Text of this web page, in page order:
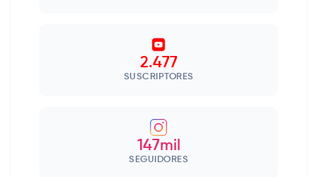
2.477
SUSCRIPTORES
147mil
SEGUIDORES